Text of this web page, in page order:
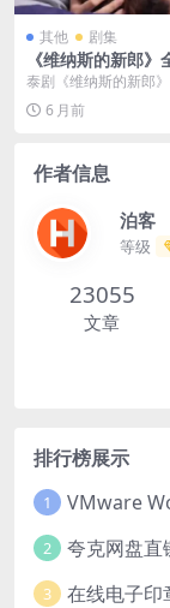
其他 剧集
《维纳斯的新郎》
载-2023-全网高分
情/同性 – [TH][百
网盘]
泰剧《维纳斯的新郎
屏版和竖屏版，竖屏版
五更新1集，竖屏版...
6 月前
作者信息
泊客
等级
23055
文章
排行榜展示
1
2 夸克网盘直
3 在线电子印